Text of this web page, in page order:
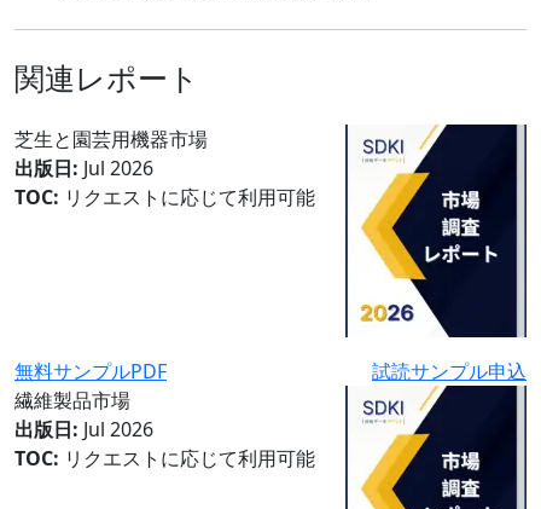
関連レポート
芝生と園芸用機器市場
出版日: Jul 2026
TOC: リクエストに応じて利用可能
無料サンプルPDF
試読サンプル申込
繊維製品市場
出版日: Jul 2026
TOC: リクエストに応じて利用可能